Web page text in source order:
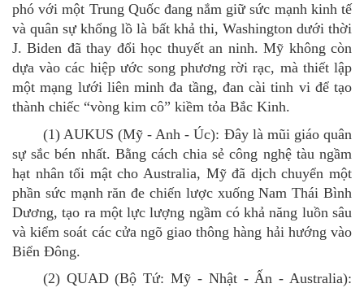
phó với một Trung Quốc đang nắm giữ sức mạnh kinh tế
và quân sự khổng lồ là bất khả thi, Washington dưới thời
J. Biden đã thay đổi học thuyết an ninh. Mỹ không còn
dựa vào các hiệp ước song phương rời rạc, mà thiết lập
một mạng lưới liên minh đa tầng, đan cài tinh vi để tạo
thành chiếc “vòng kim cô” kiềm tỏa Bắc Kinh.
(1) AUKUS (Mỹ - Anh - Úc): Đây là mũi giáo quân
sự sắc bén nhất. Bằng cách chia sẻ công nghệ tàu ngầm
hạt nhân tối mật cho Australia, Mỹ đã dịch chuyển một
phần sức mạnh răn đe chiến lược xuống Nam Thái Bình
Dương, tạo ra một lực lượng ngầm có khả năng luồn sâu
và kiểm soát các cửa ngõ giao thông hàng hải hướng vào
Biển Đông.
(2) QUAD (Bộ Tứ: Mỹ - Nhật - Ấn - Australia):